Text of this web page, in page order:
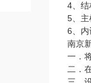
4、结
5、主
6、内
南京
一．
二．